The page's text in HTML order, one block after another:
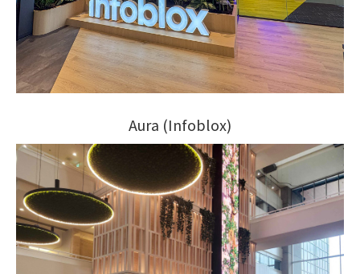
Aura (Infoblox)